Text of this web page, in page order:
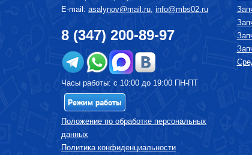
ЛОМТЕРЕЗКИ
МИКРОВОЛНОВЫЕ ПЕЧИ (СВЧ)
МИКСЕРЫ
МУЛЬТИВАРКИ
МЯСОРУБКИ
ПАРОВАРКИ
ПОСУДОМОЕЧНЫЕ МАШИНЫ
ПЫЛЕСОСЫ
E-mail: asalynov@mail.ru info@mbs02.ru
8 (347) 200-89-97
Часы работы: с 10:00 до 19:00 ПН-ПТ
Режим работы
Положение по обработке персональных
данных
Политика конфиденциальности